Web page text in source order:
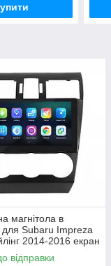
магнітола в
Subaru Impreza
2014-2016 екран
Wi-Fi GPS Base
відправки